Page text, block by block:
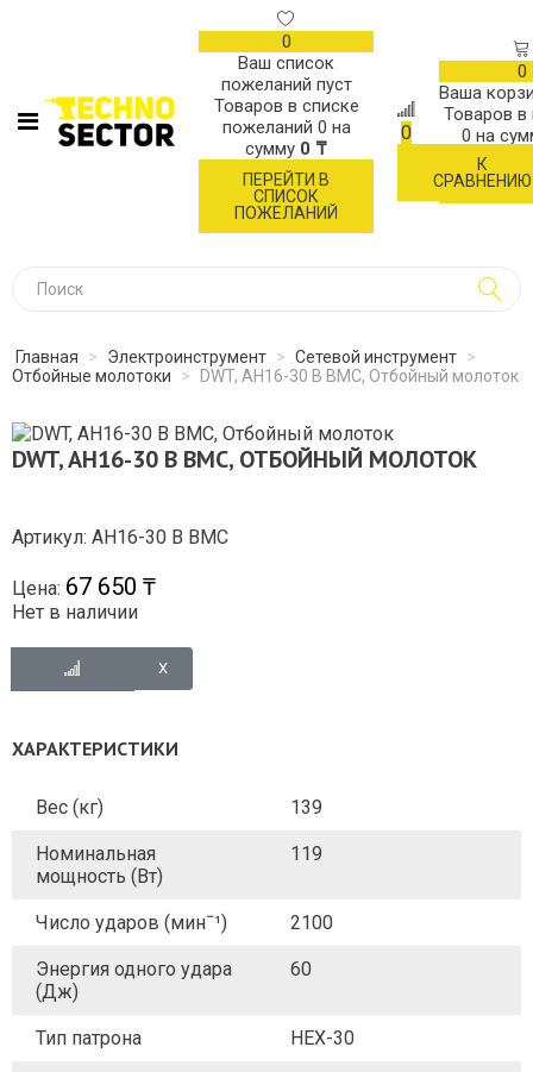
0
Ваш список
пожеланий пуст
Товаров в списке
пожеланий 0 на
сумму 0 ₸
ПЕРЕЙТИ В
СПИСОК
ПОЖЕЛАНИЙ
0
К
СРАВНЕНИЮ
0
Ваша
Товаров в
0 на
Главная > Электроинструмент > Сетевой инструмент >
Отбойные молотоки
> DWT, AH16-30 B BMC, Отбойный молоток
DWT, AH16-30 B BMC, ОТБОЙНЫЙ МОЛОТОК
Артикул: AH16-30 B BMC
Цена: 67 650 ₸
Нет в наличии
ХАРАКТЕРИСТИКИ
Вес (кг) 139
Номинальная
мощность (Вт)
119
Число ударов (минˉ¹) 2100
Энергия одного удара
(Дж)
60
Тип патрона HEX-30